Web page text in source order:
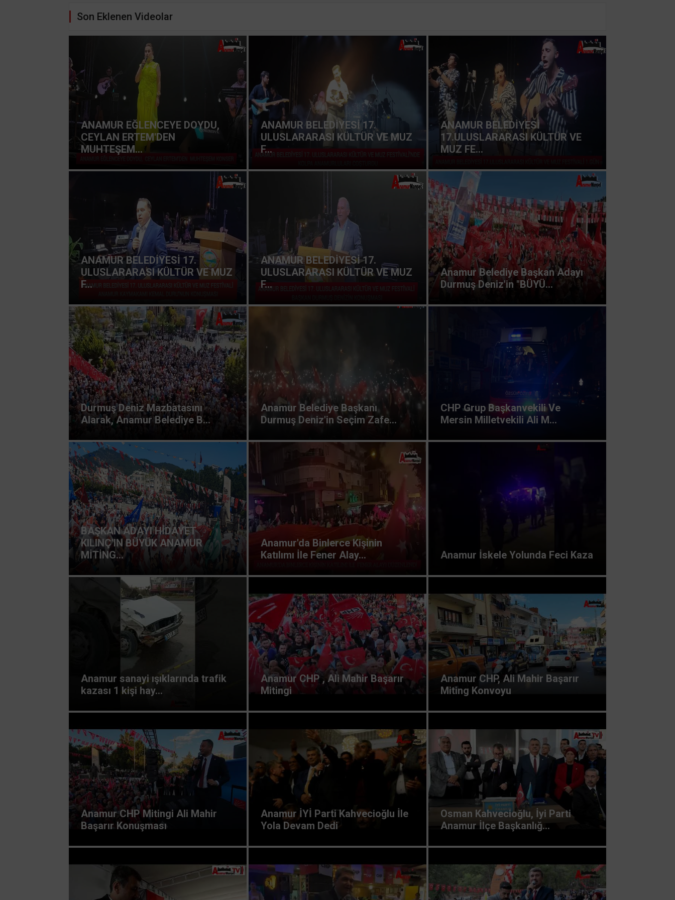
Son Eklenen Videolar
ANAMUR EĞLENCEYE DOYDU,
CEYLAN ERTEM'DEN
MUHTEŞEM...
ANAMUR BELEDİYESİ 17.
ULUSLARARASI KÜLTÜR VE MUZ
F...
ANAMUR BELEDİYESİ
17.ULUSLARARASI KÜLTÜR VE
MUZ FE...
ANAMUR BELEDİYESİ 17.
ULUSLARARASI KÜLTÜR VE MUZ
F...
ANAMUR BELEDİYESİ 17.
ULUSLARARASI KÜLTÜR VE MUZ
F...
Anamur Belediye Başkan Adayı
Durmuş Deniz'in "BÜYÜ...
Durmuş Deniz Mazbatasını
Alarak, Anamur Belediye B...
Anamur Belediye Başkanı
Durmuş Deniz'in Seçim Zafe...
CHP Grup Başkanvekili Ve
Mersin Milletvekili Ali M...
BAŞKAN ADAYI HİDAYET
KILINÇ'IN BÜYÜK ANAMUR
MİTİNG...
Anamur'da Binlerce Kişinin
Katılımı İle Fener Alay...
Anamur İskele Yolunda Feci Kaza
Anamur sanayi ışıklarında trafik
kazası 1 kişi hay...
Anamur CHP , Ali Mahir Başarır
Mitingi
Anamur CHP, Ali Mahir Başarır
Miting Konvoyu
Anamur CHP Mitingi Ali Mahir
Başarır Konuşması
Anamur İYİ Parti Kahvecioğlu İle
Yola Devam Dedi
Osman Kahvecioğlu, İyi Parti
Anamur İlçe Başkanlığ...